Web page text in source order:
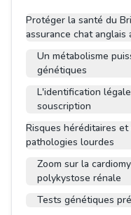
Protéger la santé du
assurance chat anglais
Un métabolisme
génétiques
L'identification
souscription
Risques héréditaires
pathologies lourdes
Zoom sur la
polykystose rénale
Tests génétiques